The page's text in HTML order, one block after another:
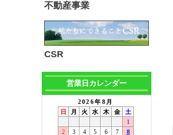
不動産事業
CSR
営業日カレンダー